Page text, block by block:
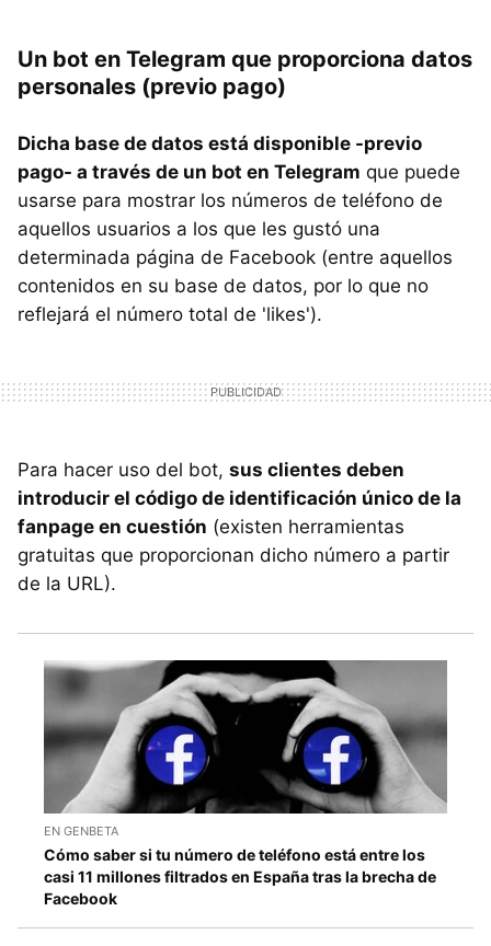
Un bot en Telegram que proporciona datos
personales (previo pago)
Dicha base de datos está disponible -previo
pago- a través de un bot en Telegram que puede
usarse para mostrar los números de teléfono de
aquellos usuarios a los que les gustó una
determinada página de Facebook (entre aquellos
contenidos en su base de datos, por lo que no
reflejará el número total de 'likes').
Para hacer uso del bot, sus clientes deben
introducir el código de identificación único de la
fanpage en cuestión (existen herramientas
gratuitas que proporcionan dicho número a partir
de la URL).
EN GENBETA
Cómo saber si tu número de teléfono está entre los
casi 11 millones filtrados en España tras la brecha de
Facebook